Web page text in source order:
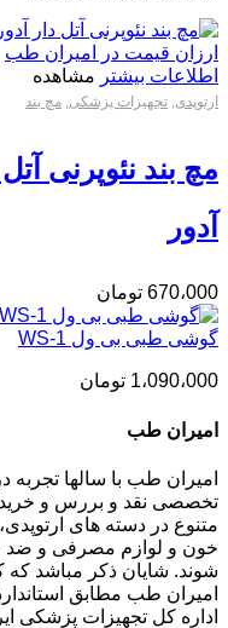
اطلاعات بیشتر مشاهده
ارتوپدی, تجهیزات پزشکی, مچ بند
مچ بند نئوپرنی آتل
آدور
670،000 تومان
گوشی طبی بی ول WS-1
1،090،000 تومان
امیران طب
امیران طب با سالها
تخصصی نقد و بررس و
متنوع در دسته های
خون و لوازم مصرفی و ضد
شوند. شایان ذکر مباشد
امیران طب مطابق
اداره کل تجهیزات پزشکی